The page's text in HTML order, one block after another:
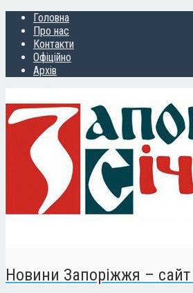
Головна
Про нас
Контакти
Офіційно
Архів
Новини Запоріжжя – сайт